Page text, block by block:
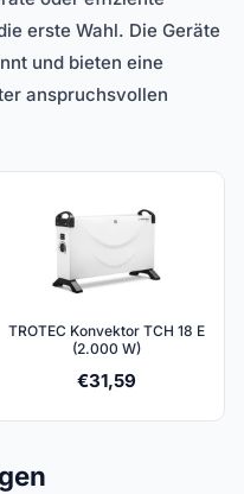
erste Wahl. Die Geräte
und bieten eine
anspruchsvollen
TROTEC Konvektor TCH 18 E
(2.000 W)
€31,59